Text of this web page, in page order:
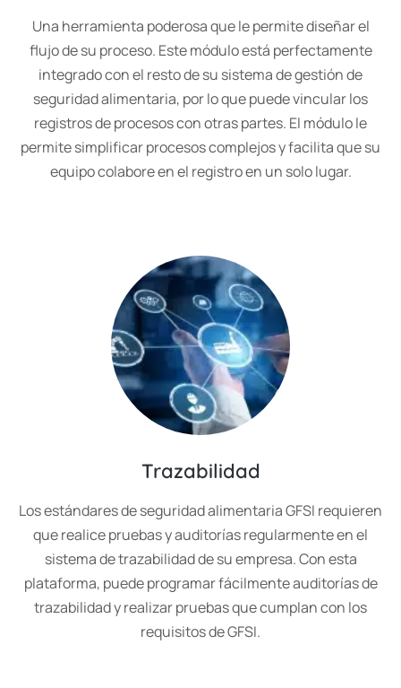
Una herramienta poderosa que le permite diseñar el
flujo de su proceso. Este módulo está perfectamente
integrado con el resto de su sistema de gestión de
seguridad alimentaria, por lo que puede vincular los
registros de procesos con otras partes. El módulo le
permite simplificar procesos complejos y facilita que su
equipo colabore en el registro en un solo lugar.
Trazabilidad
Los estándares de seguridad alimentaria GFSI requieren
que realice pruebas y auditorías regularmente en el
sistema de trazabilidad de su empresa. Con esta
plataforma, puede programar fácilmente auditorías de
trazabilidad y realizar pruebas que cumplan con los
requisitos de GFSI.